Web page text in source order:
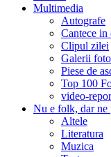
Multimedia
Autografe
Cantece in
Clipul zilei
Galerii foto
Piese de
Top 100
video-
Nu e folk, dar ne
Altele
Literatura
Muzica